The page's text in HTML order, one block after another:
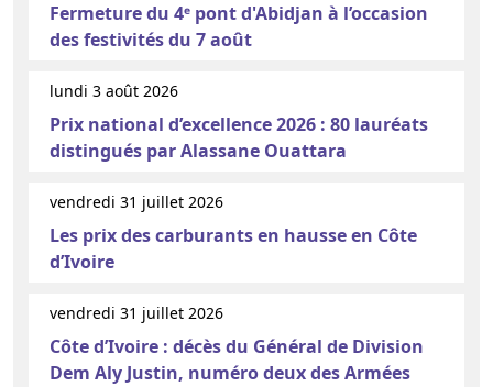
Fermeture du 4ᵉ pont d'Abidjan à l’occasion
des festivités du 7 août
lundi 3 août 2026
Prix national d’excellence 2026 : 80 lauréats
distingués par Alassane Ouattara
vendredi 31 juillet 2026
Les prix des carburants en hausse en Côte
d’Ivoire
vendredi 31 juillet 2026
Côte d’Ivoire : décès du Général de Division
Dem Aly Justin, numéro deux des Armées